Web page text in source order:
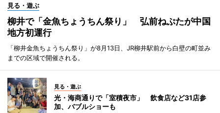
見る・遊ぶ
柳井で「金魚ちょうちん祭り」 弘前ねぷたが中国
地方初運行
「柳井金魚ちょうちん祭り」が8月13日、JR柳井駅前から白壁の町並み
までの区域で開催される。
見る・遊ぶ
光・海商通りで「室積夜市」 飲食店など31店参
加、バブルショーも